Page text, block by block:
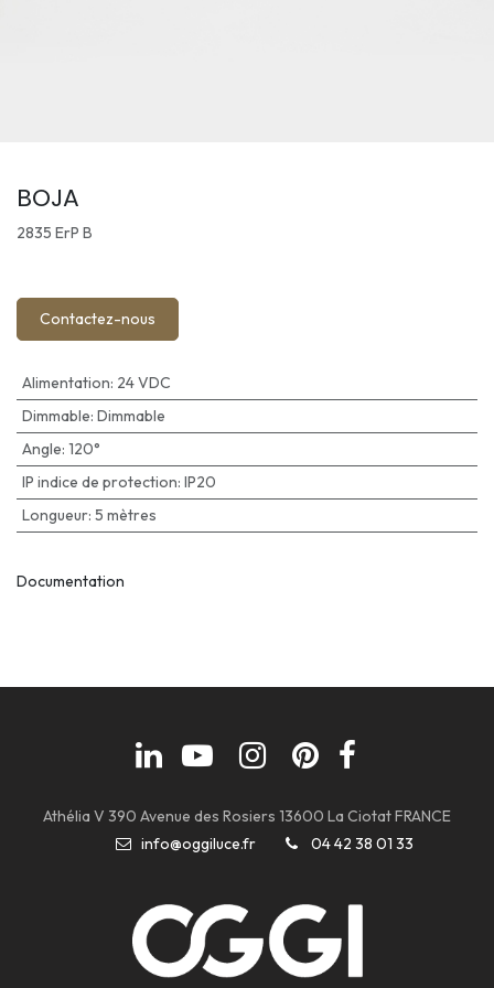
BOJA
2835 ErP B
Contactez-nous
Alimentation: 24 VDC
Dimmable: Dimmable
Angle: 120°
IP indice de protection: IP20
Longueur: 5 mètres
Documentation
Athélia V 390 Avenue des Rosiers 13600 La Ciotat FRANCE
info@oggiluce.fr
04 42 38 01 33